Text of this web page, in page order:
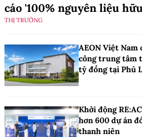
cáo '100% nguyên liệu
THỊ TRƯỜNG
AEON Việt
công trung tâm
tỷ đồng tại Phủ
Khởi động
hơn 600 dự án
thanh niên